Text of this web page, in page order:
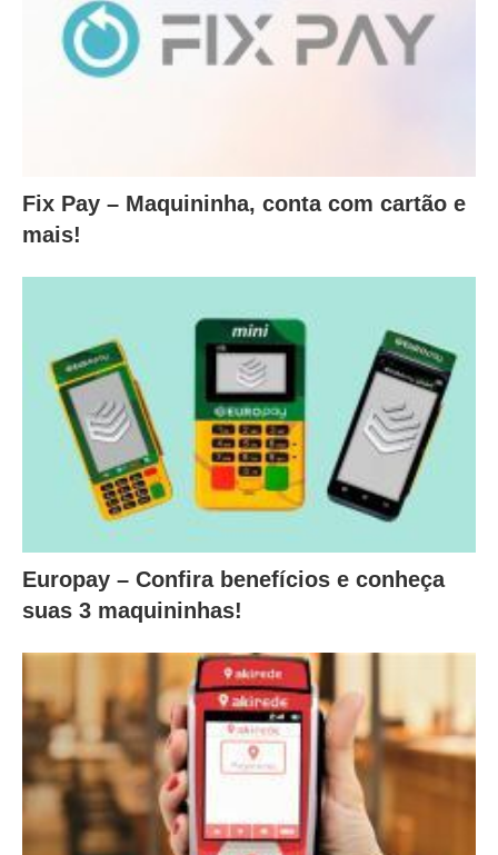
Fix Pay – Maquininha, conta com cartão e
mais!
Europay – Confira benefícios e conheça
suas 3 maquininhas!